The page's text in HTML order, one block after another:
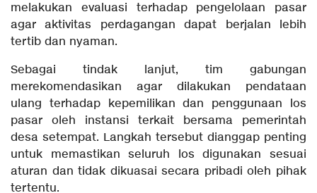
melakukan evaluasi terhadap pengelolaan pasar
agar aktivitas perdagangan dapat berjalan lebih
tertib dan nyaman.
Sebagai tindak lanjut, tim gabungan
merekomendasikan agar dilakukan pendataan
ulang terhadap kepemilikan dan penggunaan los
pasar oleh instansi terkait bersama pemerintah
desa setempat. Langkah tersebut dianggap penting
untuk memastikan seluruh los digunakan sesuai
aturan dan tidak dikuasai secara pribadi oleh pihak
tertentu.